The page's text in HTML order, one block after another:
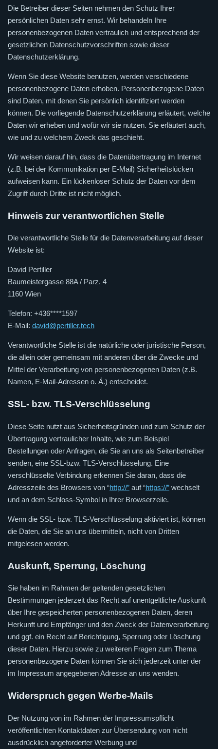
Die Betreiber dieser Seiten nehmen den Schutz Ihrer
persönlichen Daten sehr ernst. Wir behandeln Ihre
personenbezogenen Daten vertraulich und entsprechend der
gesetzlichen Datenschutzvorschriften sowie dieser
Datenschutzerklärung.
Wenn Sie diese Website benutzen, werden verschiedene
personenbezogene Daten erhoben. Personenbezogene Daten
sind Daten, mit denen Sie persönlich identifiziert werden
können. Die vorliegende Datenschutzerklärung erläutert, welche
Daten wir erheben und wofür wir sie nutzen. Sie erläutert auch,
wie und zu welchem Zweck das geschieht.
Wir weisen darauf hin, dass die Datenübertragung im Internet
(z.B. bei der Kommunikation per E-Mail) Sicherheitslücken
aufweisen kann. Ein lückenloser Schutz der Daten vor dem
Zugriff durch Dritte ist nicht möglich.
Hinweis zur verantwortlichen Stelle
Die verantwortliche Stelle für die Datenverarbeitung auf dieser
Website ist:
David Pertiller
Baumeistergasse 88A / Parz. 4
1160 Wien
Telefon: +436****1597
E-Mail: david@pertiller.tech
Verantwortliche Stelle ist die natürliche oder juristische Person,
die allein oder gemeinsam mit anderen über die Zwecke und
Mittel der Verarbeitung von personenbezogenen Daten (z.B.
Namen, E-Mail-Adressen o. Ä.) entscheidet.
SSL- bzw. TLS-Verschlüsselung
Diese Seite nutzt aus Sicherheitsgründen und zum Schutz der
Übertragung vertraulicher Inhalte, wie zum Beispiel
Bestellungen oder Anfragen, die Sie an uns als Seitenbetreiber
senden, eine SSL-bzw. TLS-Verschlüsselung. Eine
verschlüsselte Verbindung erkennen Sie daran, dass die
Adresszeile des Browsers von “http://” auf “https://” wechselt
und an dem Schloss-Symbol in Ihrer Browserzeile.
Wenn die SSL- bzw. TLS-Verschlüsselung aktiviert ist, können
die Daten, die Sie an uns übermitteln, nicht von Dritten
mitgelesen werden.
Auskunft, Sperrung, Löschung
Sie haben im Rahmen der geltenden gesetzlichen
Bestimmungen jederzeit das Recht auf unentgeltliche Auskunft
über Ihre gespeicherten personenbezogenen Daten, deren
Herkunft und Empfänger und den Zweck der Datenverarbeitung
und ggf. ein Recht auf Berichtigung, Sperrung oder Löschung
dieser Daten. Hierzu sowie zu weiteren Fragen zum Thema
personenbezogene Daten können Sie sich jederzeit unter der
im Impressum angegebenen Adresse an uns wenden.
Widerspruch gegen Werbe-Mails
Der Nutzung von im Rahmen der Impressumspflicht
veröffentlichten Kontaktdaten zur Übersendung von nicht
ausdrücklich angeforderter Werbung und